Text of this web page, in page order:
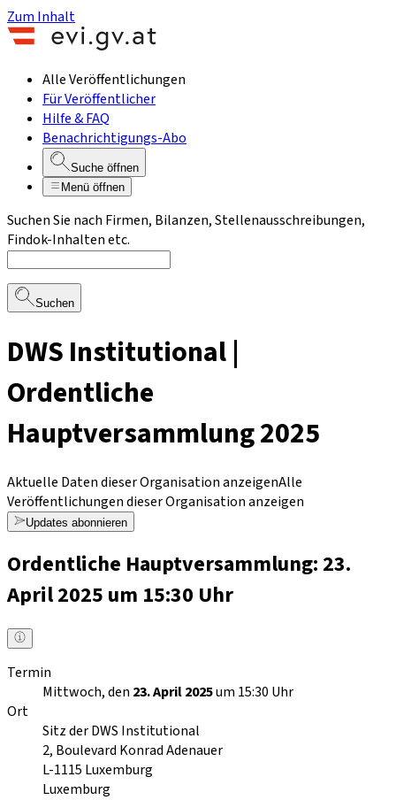
Zum Inhalt
Alle Veröffentlichungen
Für Veröffentlicher
Hilfe & FAQ
Benachrichtigungs-Abo
Suche öffnen
Menü öffnen
Suchen Sie nach Firmen, Bilanzen, Stellenausschreibungen,
Findok-Inhalten etc.
Suchen
DWS Institutional |
Ordentliche
Hauptversammlung 2025
Aktuelle Daten dieser Organisation anzeigenAlle
Veröffentlichungen dieser Organisation anzeigen
Updates abonnieren
Ordentliche Hauptversammlung: 23.
April 2025 um 15:30 Uhr
Termin
Mittwoch, den 23. April 2025um 15:30 Uhr
Ort
Sitz der DWS Institutional
2, Boulevard Konrad Adenauer
L-1115 Luxemburg
Luxemburg